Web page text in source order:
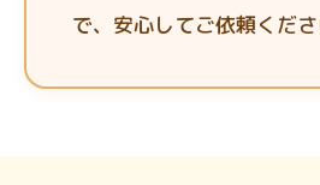
で、安心してご依頼くださ